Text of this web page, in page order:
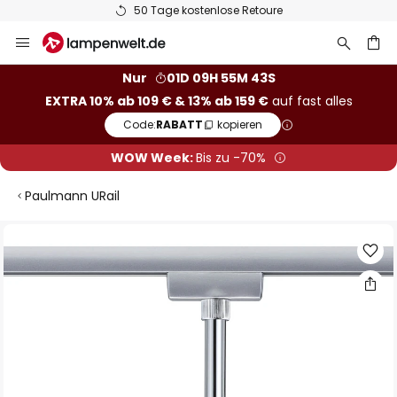
50 Tage kostenlose Retoure
Inhalt
Nur
01D 09H 55M 43S
EXTRA 10% ab 109 € & 13% ab 159 €auf fast alles
Code:RABATT kopieren
WOW Week:Bis zu -70%
Paulmann URail
Ende
der